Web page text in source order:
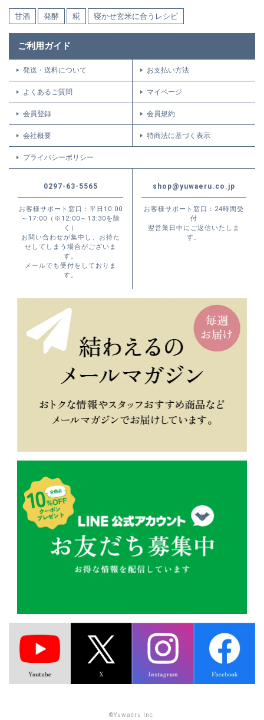
甘酒 発酵 糀 寝かせ玄米に合うレシピ
ご利用ガイド
発送・送料について お支払い方法
よくあるご質問 マイページ
会員登録 会員規約
会社概要 特商法に基づく表示
プライバシーポリシー
0297-63-5565
お客様サポート窓口：平日10:00
～17:00（※12:00～13:30を除
く）
お問い合わせが集中し、お待た
せしてしまう場合がございま
す。
メールでも受付をしておりま
す。
shop@yuwaeru.co.jp
お客様サポート窓口：24時間受
付
翌営業日中にご返信いたしま
す。
©Yuwaeru Inc.